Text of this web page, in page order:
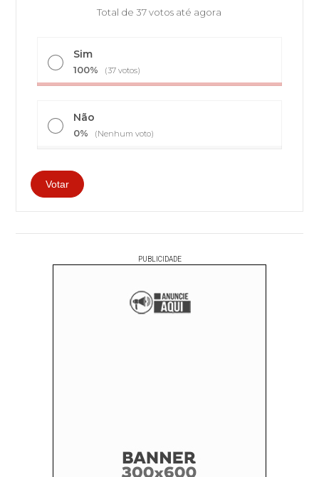
Total de 37 votos até agora
Sim
100% (37 votos)
Não
0% (Nenhum voto)
PUBLICIDADE